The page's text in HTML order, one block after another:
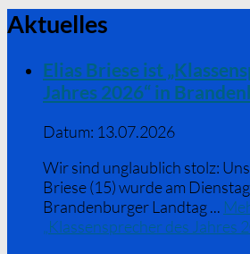
Aktuelles
Elias Briese ist
Jahres 2026“ in
Datum: 13.07.2026
Wir sind unglaublich stolz:
Briese (15) wurde am
Brandenburger Landtag ...
„Klassensprecher des Jahres